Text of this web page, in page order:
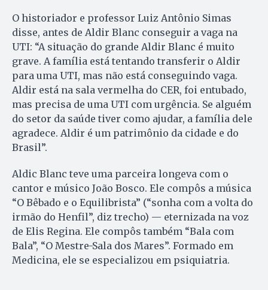
O historiador e professor Luiz Antônio Simas
disse, antes de Aldir Blanc conseguir a vaga na
UTI: “A situação do grande Aldir Blanc é muito
grave. A família está tentando transferir o Aldir
para uma UTI, mas não está conseguindo vaga.
Aldir está na sala vermelha do CER, foi entubado,
mas precisa de uma UTI com urgência. Se alguém
do setor da saúde tiver como ajudar, a família dele
agradece. Aldir é um patrimônio da cidade e do
Brasil”.
Aldic Blanc teve uma parceira longeva com o
cantor e músico João Bosco. Ele compôs a música
“O Bêbado e o Equilibrista” (“sonha com a volta do
irmão do Henfil”, diz trecho) — eternizada na voz
de Elis Regina. Ele compôs também “Bala com
Bala”, “O Mestre-Sala dos Mares”. Formado em
Medicina, ele se especializou em psiquiatria.